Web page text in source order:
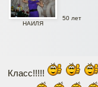
НАИЛЯ
50 лет
Класс!!!!!